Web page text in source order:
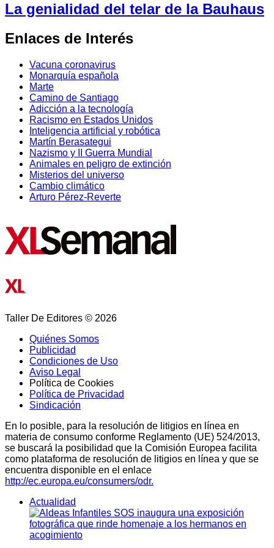
La genialidad del telar de la Bauhaus
Enlaces de Interés
Vacuna coronavirus
Monarquía española
Marte
Camino de Santiago
Adicción a la tecnología
Racismo en Estados Unidos
Inteligencia artificial y robótica
Martín Berasategui
Nazismo y II Guerra Mundial
Animales en peligro de extinción
Misterios del universo
Cambio climático
Arturo Pérez-Reverte
Taller De Editores © 2026
Quiénes Somos
Publicidad
Condiciones de Uso
Aviso Legal
Política de Cookies
Política de Privacidad
Sindicación
En lo posible, para la resolución de litigios en línea en
materia de consumo conforme Reglamento (UE) 524/2013,
se buscará la posibilidad que la Comisión Europea facilita
como plataforma de resolución de litigios en línea y que se
encuentra disponible en el enlace
http://ec.europa.eu/consumers/odr.
Actualidad